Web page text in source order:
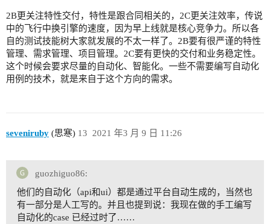
2B更关注特性交付，特性是跟合同相关的，2C更关注效率，传说
中的飞行中换引擎的速度，因为早上线就是核心竞争力。所以各
自的测试技能树大家就发展的不太一样了。2B要有很严谨的特性
管理、需求管理、项目管理。2C要有更快的交付和业务稳定性。
这个时候会要求尽量的自动化、智能化。一些不需要编写自动化
用例的技术，就是来自于这个方向的需求。
seveniruby (思寒) 2021 年3 月 9 日 11:26
13
guozhiguo86:
他们的自动化（api和ui）都是通过平台自动生成的，当然也
有一部分是人工写的。并且也提到说：我现在做的手工编写
自动化的case 已经过时了……